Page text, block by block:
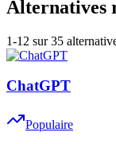
Alternatives
1-12 sur 35
ChatGPT
Populaire